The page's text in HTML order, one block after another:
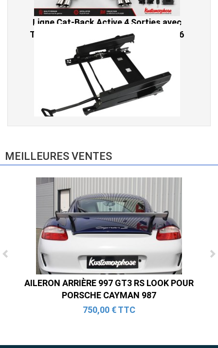
Ligne Cat-Back Active 4 Sorties avec
Tube en H pour Ford Mustang GT & V6
(2015-2023)
2 690,00 € TTC
Console de siège gauche pour BMW Série
3 E46 (hors Cabriolet et CSL) et BMW X3
865,00 € TTC
MEILLEURES VENTES
AILERON ARRIÈRE 997 GT3 RS LOOK POUR
PORSCHE CAYMAN 987
750,00 € TTC